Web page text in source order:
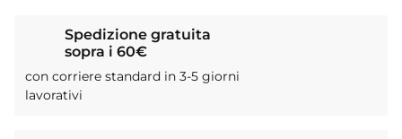
Spedizione gratuita
sopra i 60€
con corriere standard in 3-5 giorni
lavorativi